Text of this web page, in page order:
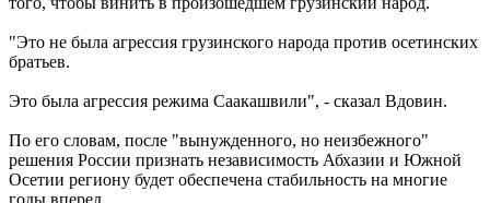
"Это не была агрессия грузинского народа против осетинских
братьев.
Это была агрессия режима Саакашвили", - сказал Вдовин.
По его словам, после "вынужденного, но неизбежного"
решения России признать независимость Абхазии и Южной
Осетии региону будет обеспечена стабильность на многие